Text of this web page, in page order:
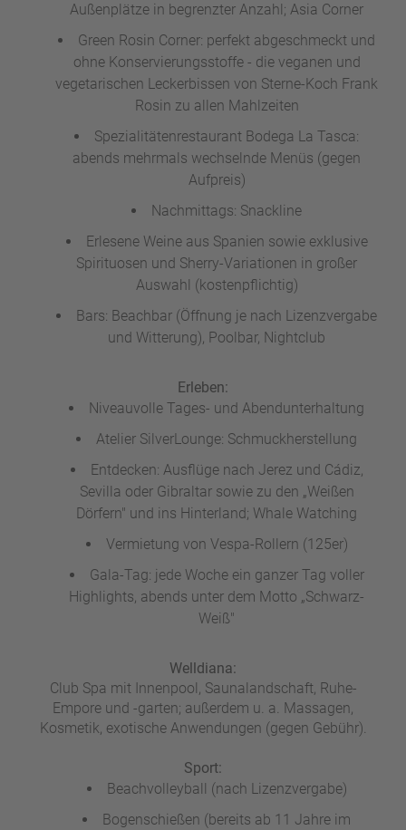
Außenplätze in begrenzter Anzahl; Asia Corner
Green Rosin Corner: perfekt abgeschmeckt und
ohne Konservierungsstoffe - die veganen und
vegetarischen Leckerbissen von Sterne-Koch Frank
Rosin zu allen Mahlzeiten
Spezialitätenrestaurant Bodega La Tasca:
abends mehrmals wechselnde Menüs (gegen
Aufpreis)
Nachmittags: Snackline
Erlesene Weine aus Spanien sowie exklusive
Spirituosen und Sherry-Variationen in großer
Auswahl (kostenpflichtig)
Bars: Beachbar (Öffnung je nach Lizenzvergabe
und Witterung), Poolbar, Nightclub
Erleben:
Niveauvolle Tages- und Abendunterhaltung
Atelier SilverLounge: Schmuckherstellung
Entdecken: Ausflüge nach Jerez und Cádiz,
Sevilla oder Gibraltar sowie zu den „Weißen
Dörfern" und ins Hinterland; Whale Watching
Vermietung von Vespa-Rollern (125er)
Gala-Tag: jede Woche ein ganzer Tag voller
Highlights, abends unter dem Motto „Schwarz-
Weiß"
Welldiana:
Club Spa mit Innenpool, Saunalandschaft, Ruhe-
Empore und -garten; außerdem u. a. Massagen,
Kosmetik, exotische Anwendungen (gegen Gebühr).
Sport:
Beachvolleyball (nach Lizenzvergabe)
Bogenschießen (bereits ab 11 Jahre im